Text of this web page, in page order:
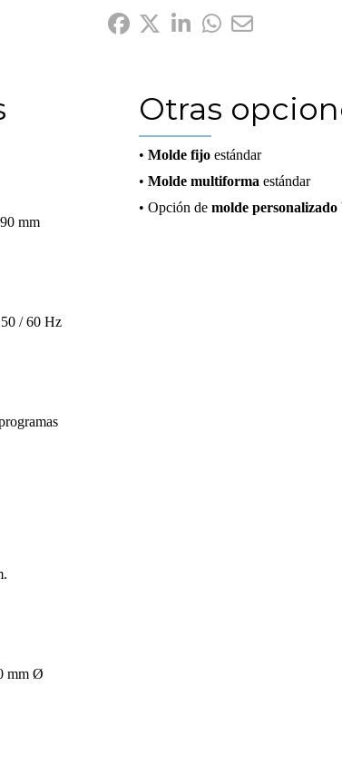
mm
/ 60 Hz
Otras
• Molde fijo estándar
• Molde multiforma estándar
• Opción de molde personalizado
mm Ø